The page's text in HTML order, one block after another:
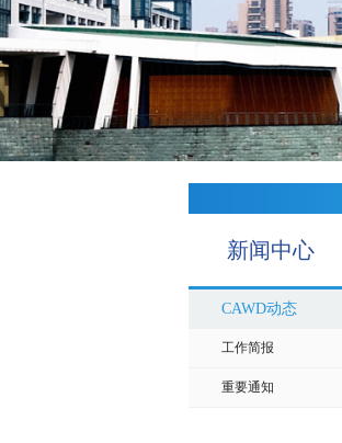
新闻中心
CAWD动态
工作简报
重要通知